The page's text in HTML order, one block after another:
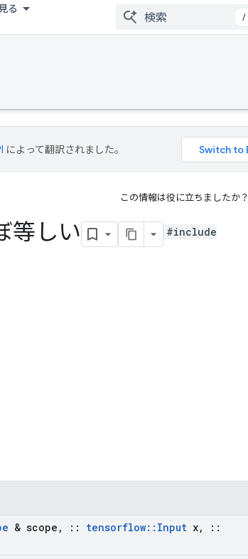
る
/
によって翻訳されました。
この情報は役に立ちましたか？
等しい
#include
& scope , :: tensorflow:: Input x,
::